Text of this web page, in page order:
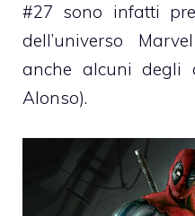
#27 sono infatti
dell’universo
anche alcuni degli
Alonso).